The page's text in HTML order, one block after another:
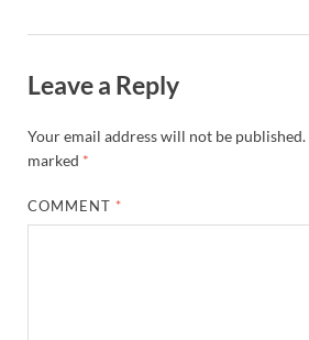
Leave a Reply
Your email address will not be published.
marked *
COMMENT *